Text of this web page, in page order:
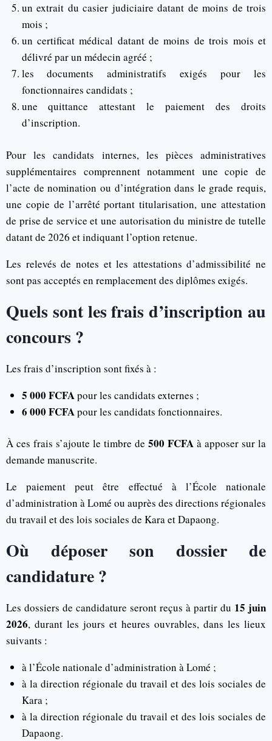
un extrait du casier judiciaire datant de moins de trois
mois ;
un certificat médical datant de moins de trois mois et
délivré par un médecin agréé ;
les documents administratifs exigés pour les
fonctionnaires candidats ;
une quittance attestant le paiement des droits
d’inscription.
Pour les candidats internes, les pièces administratives
supplémentaires comprennent notamment une copie de
l’acte de nomination ou d’intégration dans le grade requis,
une copie de l’arrêté portant titularisation, une attestation
de prise de service et une autorisation du ministre de tutelle
datant de 2026 et indiquant l’option retenue.
Les relevés de notes et les attestations d’admissibilité ne
sont pas acceptés en remplacement des diplômes exigés.
Quels sont les frais d’inscription au
concours ?
Les frais d’inscription sont fixés à :
5 000 FCFApour les candidats externes ;
6 000 FCFApour les candidats fonctionnaires.
À ces frais s’ajoute le timbre de 500 FCFA à apposer sur la
demande manuscrite.
Le paiement peut être effectué à l’École nationale
d’administration à Lomé ou auprès des directions régionales
du travail et des lois sociales de Kara et Dapaong.
Où déposer son dossier de
candidature ?
Les dossiers de candidature seront reçus à partir du 15 juin
2026, durant les jours et heures ouvrables, dans les lieux
suivants :
à l’École nationale d’administration à Lomé ;
à la direction régionale du travail et des lois sociales de
Kara ;
à la direction régionale du travail et des lois sociales de
Dapaong.